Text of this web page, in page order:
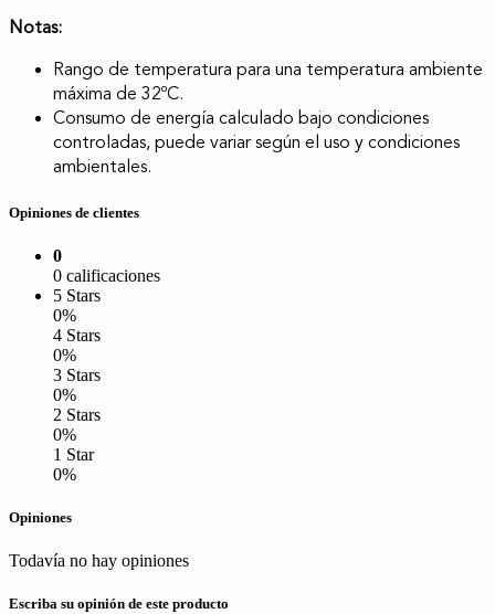
Notas:
Rango de temperatura para una temperatura ambiente
máxima de 32ºC.
Consumo de energía calculado bajo condiciones
controladas, puede variar según el uso y condiciones
ambientales.
Opiniones de clientes
0
0 calificaciones
5 Stars
0%
4 Stars
0%
3 Stars
0%
2 Stars
0%
1 Star
0%
Opiniones
Todavía no hay opiniones
Escriba su opinión de este producto